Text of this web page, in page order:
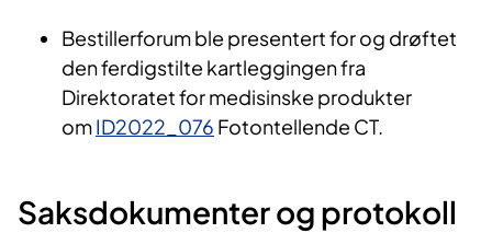
Bestillerforum ble presentert for og drøftet
den ferdigstilte kartleggingen fra
Direktoratet for medisinske produkter
omID2022_076 Fotontellende CT.
Saksdokumenter og protokoll